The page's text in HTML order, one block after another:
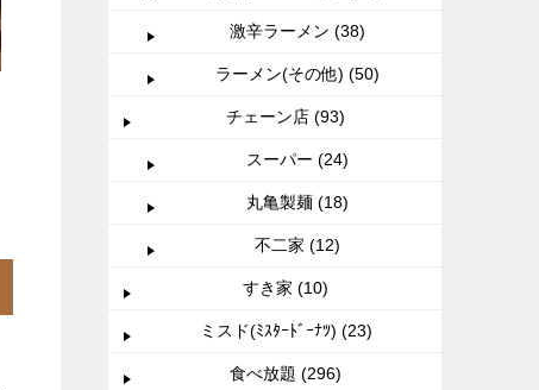
激辛ラーメン (38)
ラーメン(その他) (50)
チェーン店 (93)
スーパー (24)
丸亀製麺 (18)
不二家 (12)
すき家 (10)
ミスド(ﾐｽﾀｰﾄﾞｰﾅﾂ) (23)
食べ放題 (296)